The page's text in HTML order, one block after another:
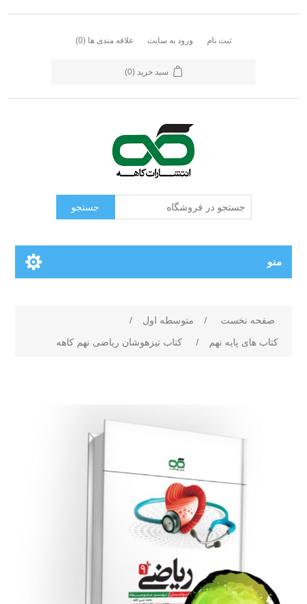
ثبت نام ورود به سایت علاقه مندی ها (0)
سبد خرید (0)
جستجو
منو
صفحه نخست / متوسطه اول
/
کتاب های پایه نهم
/ کتاب تیزهوشان ریاضی نهم کاهه